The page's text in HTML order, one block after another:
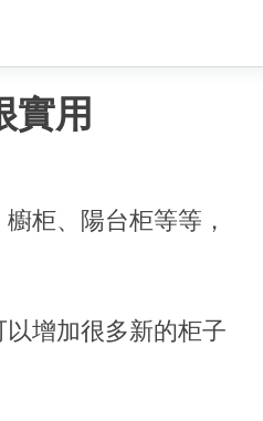
實用
柜、陽台柜等等，
增加很多新的柜子